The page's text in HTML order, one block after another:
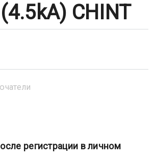
CHINT
регистрации в личном